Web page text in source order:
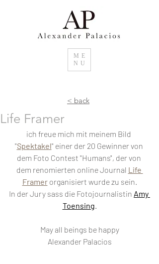
ME
NU
< back
Life Framer
ich freue mich mit meinem Bild
"Spektakel" einer der 20 Gewinner von
dem Foto Contest "Humans", der von
dem renomierten online Journal Life
Framer organisiert wurde zu sein.
In der Jury sass die Fotojournalistin Amy
Toensing.
May all beings be happy
Alexander Palacios